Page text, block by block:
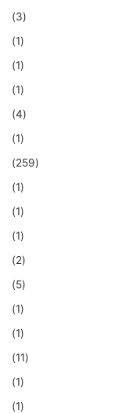
(3)
(1)
(1)
(1)
(4)
(1)
(259)
(1)
(1)
(1)
(2)
(5)
(1)
(1)
(11)
(1)
(1)